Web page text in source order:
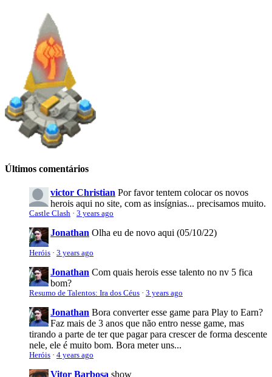
Últimos comentários
victor Christian Por favor tentem colocar os novos
herois aqui no site, com as insígnias... precisamos muito.
Castle Clash · 3 years ago
Jonathan Olha eu de novo aqui (05/10/22)
Heróis · 3 years ago
Jonathan Com quais herois esse talento no nv 5 fica
bom?
Resumo de Talentos: Ira dos Céus · 3 years ago
Jonathan Bora converter esse game para Play to Earn?
Faz mais de 3 anos que não entro nesse game, mas
tirando a parte de ter que pagar para crescer de forma descente
nele, ele é muito bom. Bora meter uns...
Heróis · 4 years ago
Vitor Barbosa show